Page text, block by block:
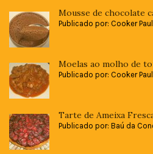
Mousse de chocolate
Publicado por: Cooker
Moelas ao molho de
Publicado por: Cooker
Tarte de Ameixa
Publicado por: Baú da